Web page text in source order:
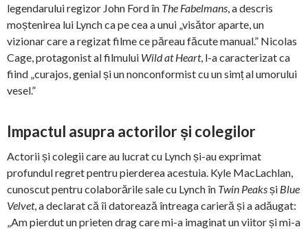
legendarului regizor John Ford în The Fabelmans, a descris
moștenirea lui Lynch ca pe cea a unui „visător aparte, un
vizionar care a regizat filme ce păreau făcute manual.” Nicolas
Cage, protagonist al filmului Wild at Heart, l-a caracterizat ca
fiind „curajos, genial și un nonconformist cu un simț al umorului
vesel.”
Impactul asupra actorilor și colegilor
Actorii și colegii care au lucrat cu Lynch și-au exprimat
profundul regret pentru pierderea acestuia. Kyle MacLachlan,
cunoscut pentru colaborările sale cu Lynch în Twin Peaksși Blue
Velvet, a declarat că îi datorează întreaga carieră și a adăugat:
„Am pierdut un prieten drag care mi-a imaginat un viitor și mi-a